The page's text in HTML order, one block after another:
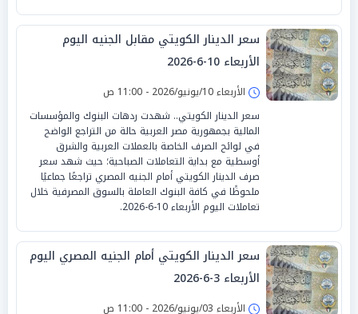
سعر الدينار الكويتي مقابل الجنيه اليوم
الأربعاء 10-6-2026
الأربعاء 10/يونيو/2026 - 11:00 ص
سعر الدينار الكويتي.. شهدت ردهات البنوك والمؤسسات
المالية بجمهورية مصر العربية حالة من التراجع الواضح
في لوائح الصرف الخاصة بالعملات العربية والشرق
أوسطية مع بداية التعاملات الصباحية؛ حيث شهد سعر
صرف الدينار الكويتي أمام الجنيه المصري تراجعًا جماعيًا
ملحوظًا في كافة البنوك العاملة بالسوق المصرفية خلال
تعاملات اليوم الأربعاء 10-6-2026.
سعر الدينار الكويتي أمام الجنيه المصري اليوم
الأربعاء 3-6-2026
الأربعاء 03/يونيو/2026 - 11:00 ص